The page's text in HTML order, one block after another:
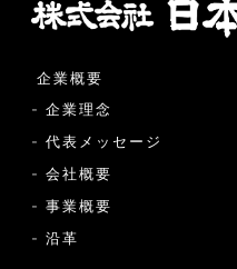
企業概要
- 企業理念
- 代表メッセージ
- 会社概要
- 事業概要
- 沿革